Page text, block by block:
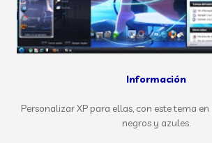
Información
Personalizar XP para ellas, con este tema
negros y azules.